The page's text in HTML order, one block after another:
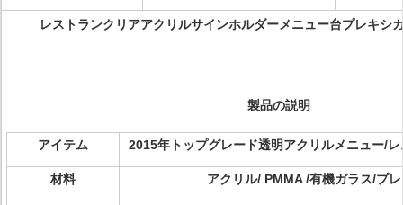
レストランクリアアクリルサインホルダーメニュー台プレキシ
製品の説明
アイテム 2015年トップグレード透明アクリルメニュー/
材料 アクリル/ PMMA /有機ガラス/プ